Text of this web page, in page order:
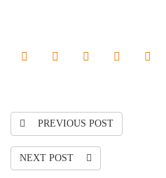
PREVIOUS POST
NEXT POST